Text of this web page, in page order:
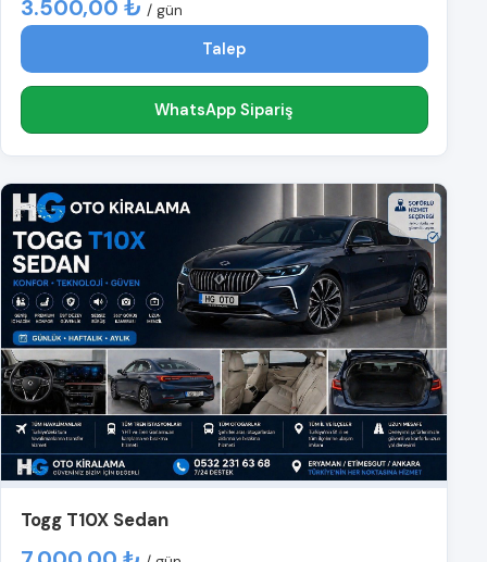
3.500,00 ₺ / gün
Talep
WhatsApp Sipariş
Togg T10X Sedan